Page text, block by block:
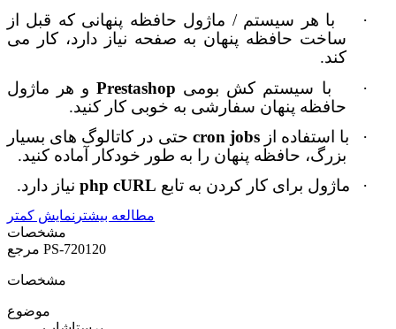
·
با هر سیستم / ماژول حافظه پنهانی که قبل از
ساخت حافظه پنهان به صفحه نیاز دارد، کار می
کند.
·
با سیستم کش بومی Prestashopو هر ماژول
حافظه پنهان سفارشی به خوبی کار کنید.
·
با استفاده ازcron jobs حتی در کاتالوگ های بسیار
بزرگ، حافظه پنهان را به طور خودکار آماده کنید.
·
ماژول برای کار کردن به تابع php cURL نیاز دارد.
مطالعه بیشتر نمایش کمتر
مشخصات
PS-720120
مشخصات
موضوع